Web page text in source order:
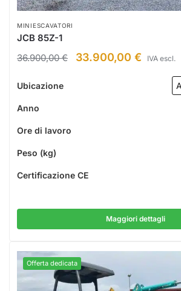
MINIESCAVATORI
JCB 85Z-1
36.900,00€ 33.900,00 € IVA escl.
Ubicazione
Anno
Ore di lavoro
Peso (kg)
Certificazione CE
Maggiori dettagli
Offerta dedicata